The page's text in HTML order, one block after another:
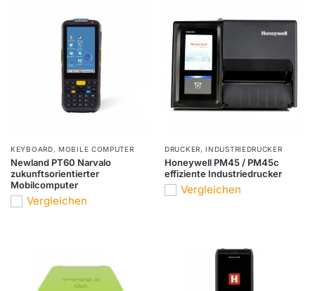
KEYBOARD,MOBILE COMPUTER
Newland PT60 Narvalo
zukunftsorientierter
Mobilcomputer
Vergleichen
DRUCKER,INDUSTRIEDRUCKER
Honeywell PM45 / PM45c
effiziente Industriedrucker
Vergleichen